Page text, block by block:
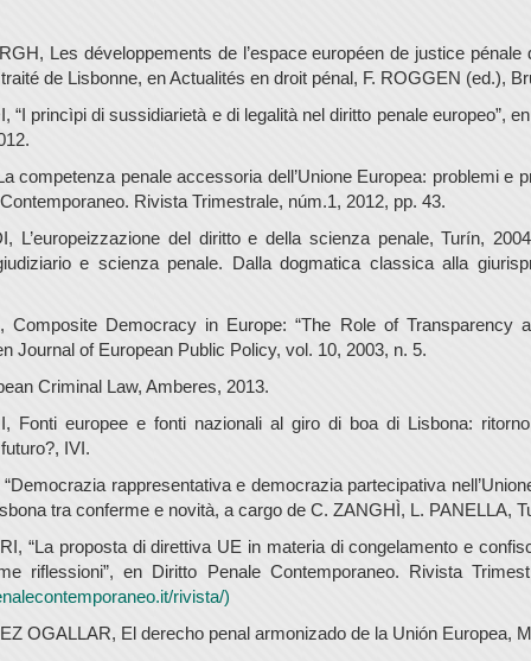
Les développements de l’espace européen de justice pénale
de Lisbonne, en Actualités en droit pénal, F. ROGGEN (ed.),
“I princìpi di sussidiarietà e di legalità nel diritto penale europeo”,
competenza penale accessoria dell’Unione Europea: problemi e
Rivista Trimestrale, núm.1, 2012, pp. 43.
L’europeizzazione del diritto e della scienza penale, Turín,
e scienza penale. Dalla dogmatica classica alla
Composite Democracy in Europe: “The Role of Transparency
Journal of European Public Policy, vol. 10, 2003, n. 5.
Criminal Law, Amberes, 2013.
Fonti europee e fonti nazionali al giro di boa di Lisbona:
IVI.
rappresentativa e democrazia partecipativa
tra conferme e novità, a cargo de C. ZANGHÌ, L. PANELLA,
“La proposta di direttiva UE in materia di congelamento e
riflessioni”, en Diritto Penale Contemporaneo. Rivista
rivista/)
OGALLAR, El derecho penal armonizado de la Unión Europea,